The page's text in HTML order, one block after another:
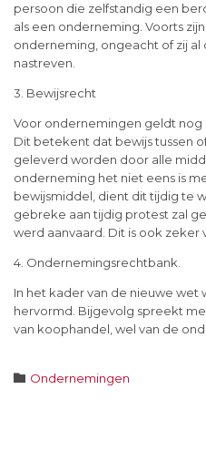
persoon die zelfstandig een
als een onderneming. Voorts
onderneming, ongeacht of zij
nastreven.
3. Bewijsrecht
Voor ondernemingen geldt nog
Dit betekent dat bewijs tussen
geleverd worden door alle
onderneming het niet eens is
bewijsmiddel, dient dit tijdig te
gebreke aan tijdig protest zal
werd aanvaard. Dit is ook zeker
4. Ondernemingsrechtbank.
In het kader van de nieuwe
hervormd. Bijgevolg spreekt
van koophandel, wel van de
 Category
Ondernemingen